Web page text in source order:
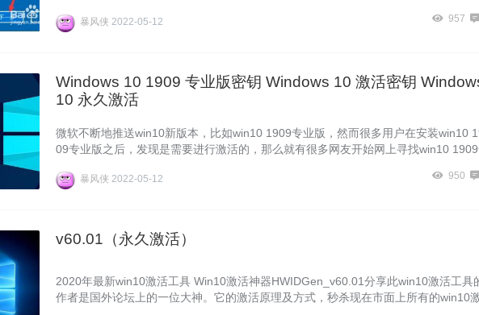
暴风侠 2022-05-12 957
Windows 10 1909 专业版密钥 Windows 10 激活密钥
10 永久激活
微软不断地推送win10新版本，比如win10 1909专业版，然而很多用户在安装win10
09专业版之后，发现是需要进行激活的，那么就有很多网友开始网上寻找win10
暴风侠 2022-05-12 950
v60.01（永久激活）
2020年最新win10激活工具 Win10激活神器HWIDGen_v60.01分享此win10激活工具
作者是国外论坛上的一位大神。它的激活原理及方式，秒杀现在市面上所有的win10